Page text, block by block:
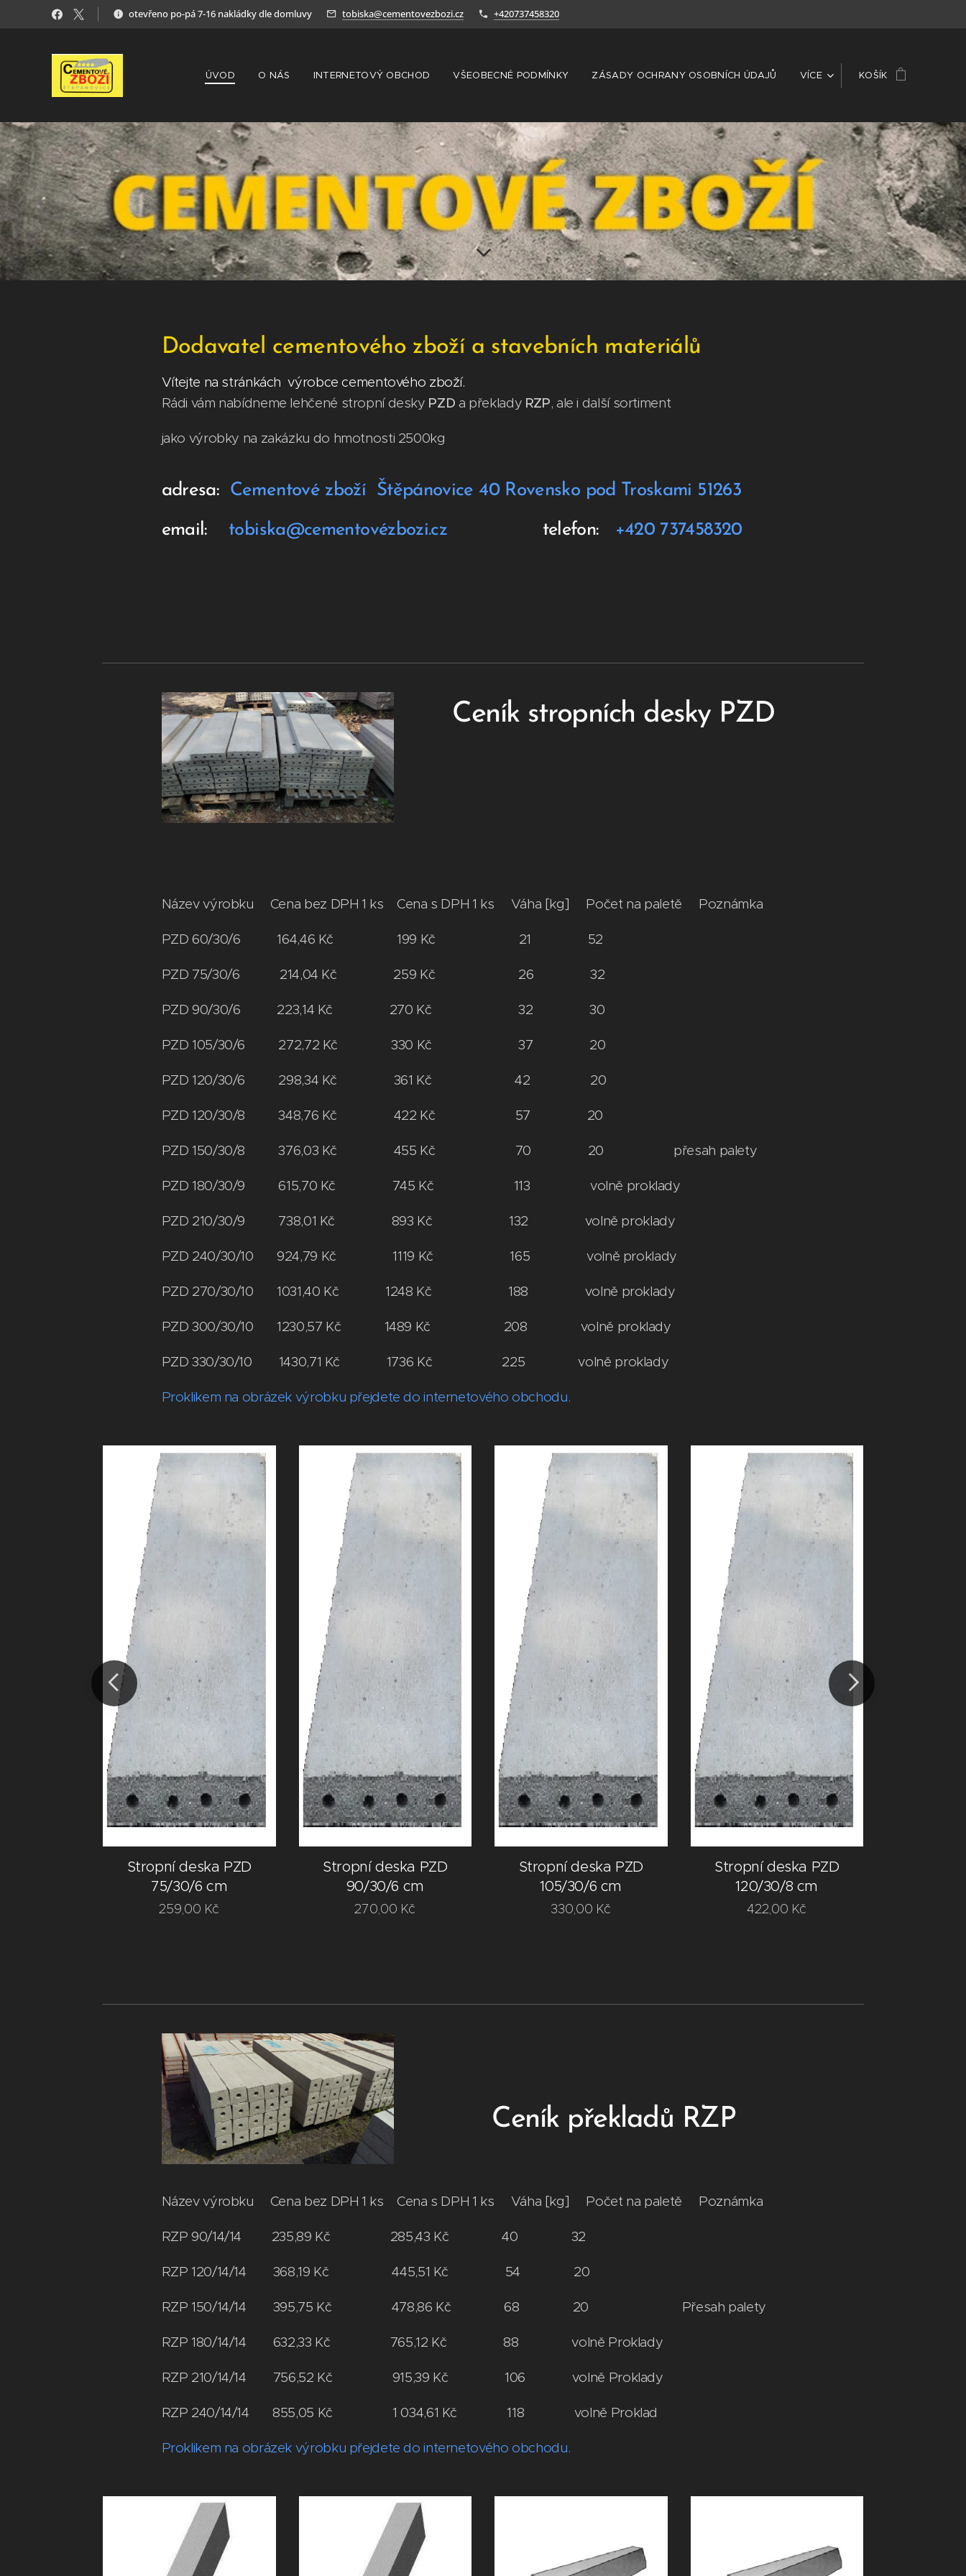
otevřeno po-pá 7-16 nakládky dle domluvy tobiska@cementovezbozi.cz +420737458320
ÚVOD O NÁS INTERNETOVÝ OBCHOD VŠEOBECNÉ PODMÍNKY ZÁSADY OCHRANY OSOBNÍCH ÚDAJŮ VÍCE KOŠÍK
Dodavatel cementového zboží a stavebních materiálů
Vítejte na stránkách výrobce cementového zboží.
Rádi vám nabídneme lehčené stropní desky PZD a překlady RZP, ale i další sortiment
jako výrobky na zakázku do hmotnosti 2500kg
adresa: Cementové zboží Štěpánovice 40 Rovensko pod Troskami 51263
email: tobiska@cementovézbozi.cz telefon: +420 737458320
Ceník stropních desky PZD
Název výrobku Cena bez DPH 1 ks Cena s DPH 1 ks Váha [kg] Počet na paletě Poznámka
PZD 60/30/6 164,46 Kč 199 Kč 21 52
PZD 75/30/6 214,04 Kč 259 Kč 26 32
PZD 90/30/6 223,14 Kč 270 Kč 32 30
PZD 105/30/6 272,72 Kč 330 Kč 37 20
PZD 120/30/6 298,34 Kč 361 Kč 42 20
PZD 120/30/8 348,76 Kč 422 Kč 57 20
PZD 150/30/8 376,03 Kč 455 Kč 70 20 přesah palety
PZD 180/30/9 615,70 Kč 745 Kč 113 volně proklady
PZD 210/30/9 738,01 Kč 893 Kč 132 volně proklady
PZD 240/30/10 924,79 Kč 1119 Kč 165 volně proklady
PZD 270/30/10 1031,40 Kč 1248 Kč 188 volně proklady
PZD 300/30/10 1230,57 Kč 1489 Kč 208 volně proklady
PZD 330/30/10 1430,71 Kč 1736 Kč 225 volně proklady
Proklikem na obrázek výrobku přejdete do internetového obchodu.
Stropní deska PZD
75/30/6 cm
259,00 Kč
Stropní deska PZD
90/30/6 cm
270,00 Kč
Stropní deska PZD
105/30/6 cm
330,00 Kč
Stropní deska PZD
120/30/8 cm
422,00 Kč
Ceník překladů RZP
Název výrobku Cena bez DPH 1 ks Cena s DPH 1 ks Váha [kg] Počet na paletě Poznámka
RZP 90/14/14 235,89 Kč 285,43 Kč 40 32
RZP 120/14/14 368,19 Kč 445,51 Kč 54 20
RZP 150/14/14 395,75 Kč 478,86 Kč 68 20 Přesah palety
RZP 180/14/14 632,33 Kč 765,12 Kč 88 volně Proklady
RZP 210/14/14 756,52 Kč 915,39 Kč 106 volně Proklady
RZP 240/14/14 855,05 Kč 1 034,61 Kč 118 volně Proklad
Proklikem na obrázek výrobku přejdete do internetového obchodu.